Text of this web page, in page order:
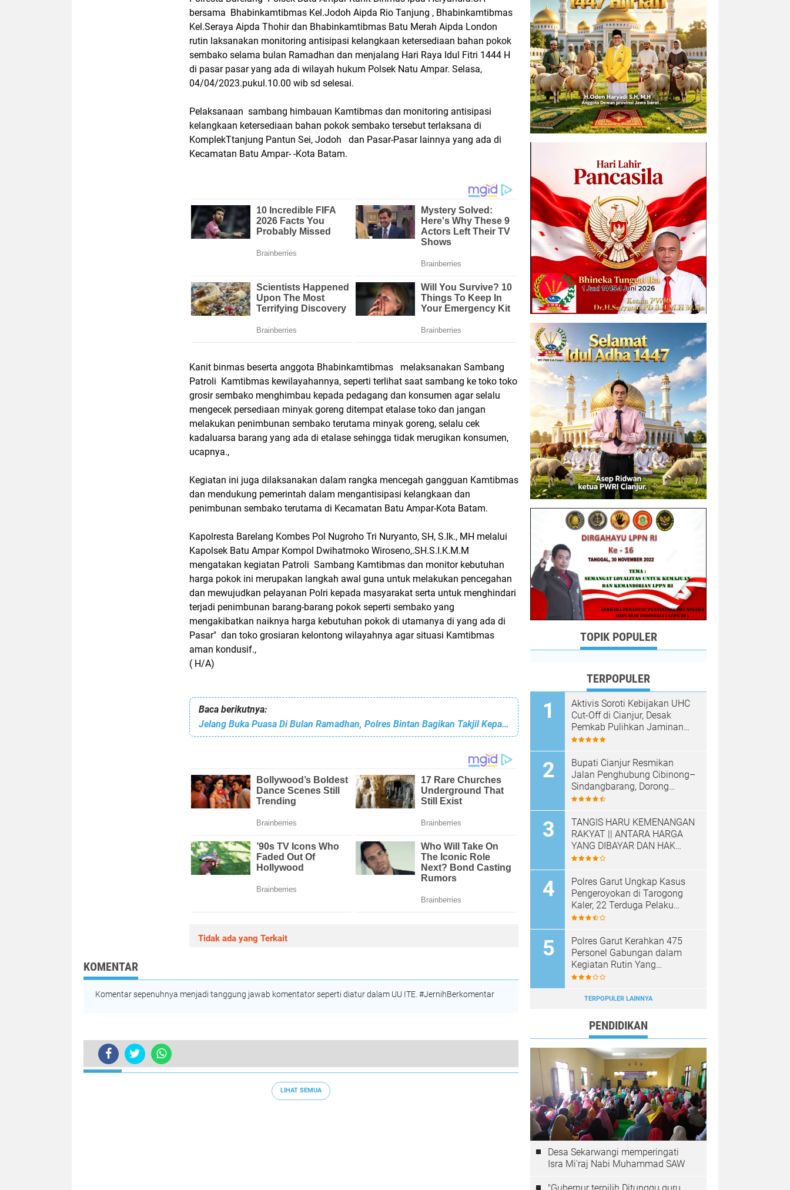
bersama Bhabinkamtibmas Kel.Jodoh Aipda Rio Tanjung , Bhabinkamtibmas
Kel.Seraya Aipda Thohir dan Bhabinkamtibmas Batu Merah Aipda London
rutin laksanakan monitoring antisipasi kelangkaan ketersediaan bahan pokok
sembako selama bulan Ramadhan dan menjalang Hari Raya Idul Fitri 1444 H
di pasar pasar yang ada di wilayah hukum Polsek Natu Ampar. Selasa,
04/04/2023.pukul.10.00 wib sd selesai.
Pelaksanaan sambang himbauan Kamtibmas dan monitoring antisipasi
kelangkaan ketersediaan bahan pokok sembako tersebut terlaksana di
KomplekTtanjung Pantun Sei, Jodoh dan Pasar-Pasar lainnya yang ada di
Kecamatan Batu Ampar- -Kota Batam.
Kanit binmas beserta anggota Bhabinkamtibmas melaksanakan Sambang
Patroli Kamtibmas kewilayahannya, seperti terlihat saat sambang ke toko toko
grosir sembako menghimbau kepada pedagang dan konsumen agar selalu
mengecek persediaan minyak goreng ditempat etalase toko dan jangan
melakukan penimbunan sembako terutama minyak goreng, selalu cek
kadaluarsa barang yang ada di etalase sehingga tidak merugikan konsumen,
ucapnya.,
Kegiatan ini juga dilaksanakan dalam rangka mencegah gangguan Kamtibmas
dan mendukung pemerintah dalam mengantisipasi kelangkaan dan
penimbunan sembako terutama di Kecamatan Batu Ampar-Kota Batam.
Kapolresta Barelang Kombes Pol Nugroho Tri Nuryanto, SH, S.Ik., MH melalui
Kapolsek Batu Ampar Kompol Dwihatmoko Wiroseno,.SH.S.I.K.M.M
mengatakan kegiatan Patroli Sambang Kamtibmas dan monitor kebutuhan
harga pokok ini merupakan langkah awal guna untuk melakukan pencegahan
dan mewujudkan pelayanan Polri kepada masyarakat serta untuk menghindari
terjadi penimbunan barang-barang pokok seperti sembako yang
mengakibatkan naiknya harga kebutuhan pokok di utamanya di yang ada di
Pasar" dan toko grosiaran kelontong wilayahnya agar situasi Kamtibmas
aman kondusif.,
( H/A)
Baca berikutnya:
Jelang Buka Puasa Di Bulan Ramadhan, Polres Bintan Bagikan Takjil Kepada Masyarakat
Tidak ada yang Terkait
KOMENTAR
Komentar sepenuhnya menjadi tanggung jawab komentator seperti diatur dalam UU ITE. #JernihBerkomentar
Cek Kestabilan Harga Dan Ketersediaan Bahan Pokok Di Pasar- Pasar Antisipasi Kelangkaan Sembako Selama Bulan Suci Ramadhan Dan Menjelang Hari Raya Idul Fitri 1444 H Di Wilayahnya Pada Tahun 2023
TERKINI
LIHAT SEMUA
TOPIK POPULER
TERPOPULER
Aktivis Soroti Kebijakan UHC
Cut-Off di Cianjur, Desak
Pemkab Pulihkan Jaminan
Kesehatan Warga
Bupati Cianjur Resmikan
Jalan Penghubung Cibinong–
Sindangbarang, Dorong
Konektivitas dan
Cianjur Selatan
TANGIS HARU KEMENANGAN
RAKYAT || ANTARA HARGA
YANG DIBAYAR DAN HAK
YANG DIRAMPAS
Polres Garut Ungkap Kasus
Pengeroyokan di Tarogong
Kaler, 22 Terduga Pelaku
Berhasil Diamankan
Polres Garut Kerahkan 475
Personel Gabungan dalam
Kegiatan Rutin Yang
Ditingkatkan, Ciptakan Situasi
Kondusif
TERPOPULER LAINNYA
PENDIDIKAN
Desa Sekarwangi memperingati
Isra Mi'raj Nabi Muhammad SAW